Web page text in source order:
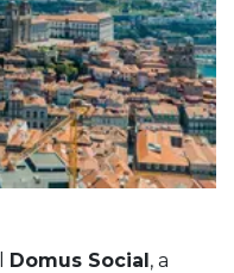
Domus Social, a